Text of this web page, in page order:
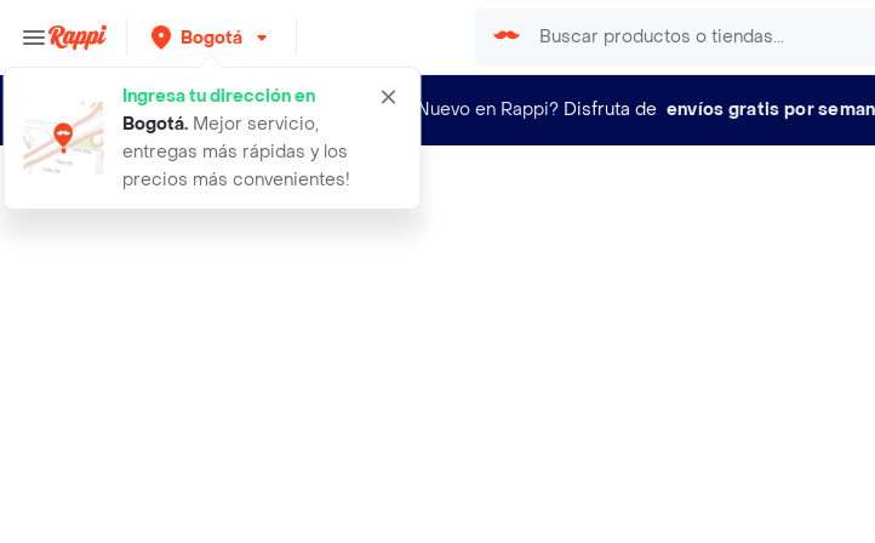
Bogotá
Ingresa tu dirección en
Bogotá. Mejor servicio,
entregas más rápidas y los
precios más convenientes!
¿Nuevo en Rappi? Disfruta de envíos gratis por
la roche posay shampoo kerium doux